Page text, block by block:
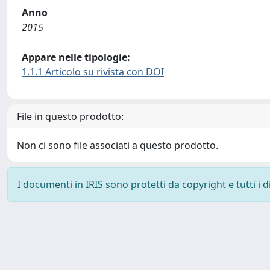
Anno
2015
Appare nelle tipologie:
1.1.1 Articolo su rivista con DOI
File in questo prodotto:
Non ci sono file associati a questo prodotto.
I documenti in IRIS sono protetti da copyright e tutti i